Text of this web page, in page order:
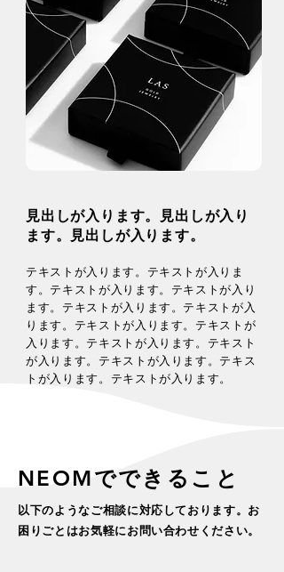
見出しが入ります。見出しが入り
ます。見出しが入ります。
​テキストが入ります。​テキストが入りま
す。​テキストが入ります。​テキストが入り
ます。​テキストが入ります。​テキストが入
ります。​テキストが入ります。​テキストが
入ります。​テキストが入ります。​テキスト
が入ります。​テキストが入ります。​テキス
トが入ります。​テキストが入ります。
​​NEOMでできること
以下のようなご相談に対応しております。​お
困りごとはお気軽にお問い合わせください。